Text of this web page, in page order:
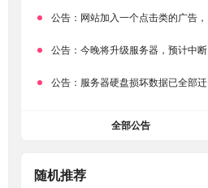
公告： 网站加入一个点击类的广告，大家点击下载按钮需要注意
公告： 今晚将升级服务器，预计中断时常为1分钟
公告： 服务器硬盘损坏数据已全部迁移备份，网站恢复完成！
全部公告
随机推荐